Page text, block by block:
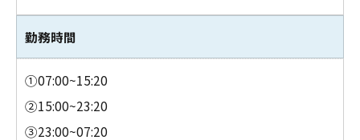
勤務時間
①07:00~15:20
②15:00~23:20
③23:00~07:20